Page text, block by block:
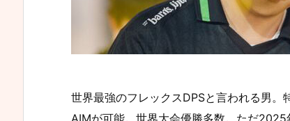
世界最強のフレックスDPSと言われる男
AIMが可能。世界大会優勝多数。ただ